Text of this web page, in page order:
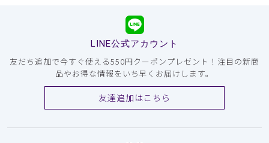
LINE公式アカウント
友だち追加で今すぐ使える550円クーポンプレゼント！注目の新商
品やお得な情報をいち早くお届けします。
友達追加はこちら